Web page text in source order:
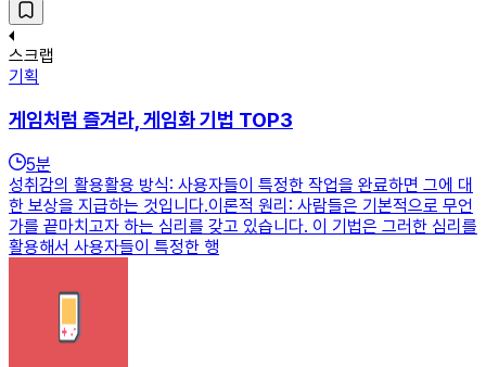
스크랩
기획
게임처럼 즐겨라, 게임화 기법 TOP3
5분
성취감의 활용활용 방식: 사용자들이 특정한 작업을 완료하면 그에 대
한 보상을 지급하는 것입니다.이론적 원리: 사람들은 기본적으로 무언
가를 끝마치고자 하는 심리를 갖고 있습니다. 이 기법은 그러한 심리를
활용해서 사용자들이 특정한 행